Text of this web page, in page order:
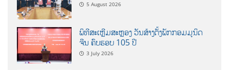
5 August 2026
ພິທີສະເຫຼີມສະຫຼອງ ວັນສ້າງຕັ້ງພັກກອມມູນິດ
ຈີນ ຄົບຮອບ 105 ປີ
3 July 2026